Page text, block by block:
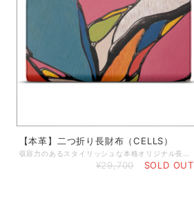
【本革】二つ折り長財布（CELLS）
¥29,700 SOLD OUT